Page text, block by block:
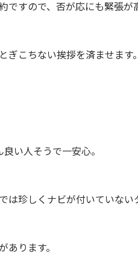
すので、否が応にも緊張が
こちない挨拶を済ませます。
い人そうで一安心。
珍しくナビが付いていない
ります。